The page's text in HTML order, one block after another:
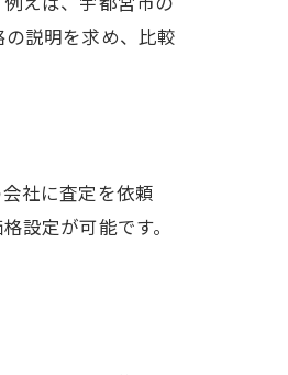
説明を求め、比較
社に査定を依頼
設定が可能です。